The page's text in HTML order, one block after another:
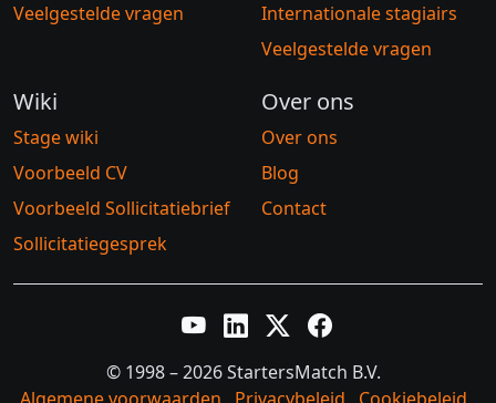
Veelgestelde vragen
Internationale stagiairs
Veelgestelde vragen
Wiki
Stage wiki
Voorbeeld CV
Voorbeeld Sollicitatiebrief
Sollicitatiegesprek
Over ons
Over ons
Blog
Contact
YouTubeLinkedInTwitter XFacebook
© 1998 – 2026 StartersMatch B.V.